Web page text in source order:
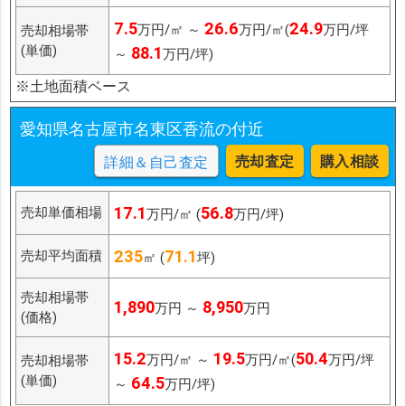
売却相場帯
(単価)
7.5万円/㎡ ～ 26.6万円/㎡(24.9万円/坪
～ 88.1万円/坪)
※土地面積ベース
愛知県名古屋市名東区香流の付近
詳細＆自己査定 売却査定 購入相談
売却単価相場 17.1万円/㎡ (56.8万円/坪)
売却平均面積 235㎡ (71.1坪)
売却相場帯
(価格)
1,890万円 ～ 8,950万円
売却相場帯
(単価)
15.2万円/㎡ ～ 19.5万円/㎡(50.4万円/坪
～ 64.5万円/坪)